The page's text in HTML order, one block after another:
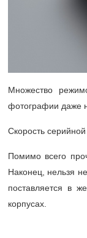
Множество
фотографии даже
Скорость
Помимо всего
Наконец, нельзя
поставляется в
корпусах.